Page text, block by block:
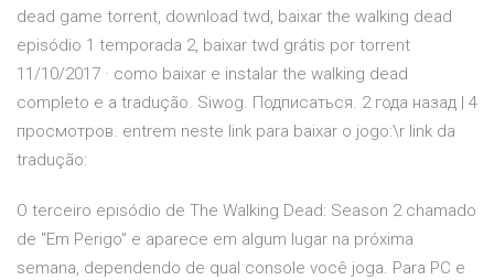
dead game torrent, download twd, baixar the walking dead
episódio 1 temporada 2, baixar twd grátis por torrent
11/10/2017 · como baixar e instalar the walking dead
completo e a tradução. Siwog. Подписаться. 2 года назад | 4
просмотров. entrem neste link para baixar o jogo:\r link da
tradução:
O terceiro episódio de The Walking Dead: Season 2 chamado
de "Em Perigo" e aparece em algum lugar na próxima
semana, dependendo de qual console você joga. Para PC e